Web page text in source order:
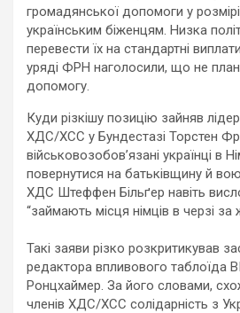
громадянської допомоги у
українським біженцям. Низка
перевести їх на стандартні
уряді ФРН наголосили, що не
допомогу.
Куди різкішу позицію зайняв
ХДС/ХСС у Бундестазі Торстен
військовозобов’язані українці в
повернутися на батьківщину й
ХДС Штеффен Більґер навіть
“займають місця німців в черзі за
Такі заяви різко розкритикував
редактора впливового таблоїда
Ронцхаймер. За його словами,
членів ХДС/ХСС солідарність з